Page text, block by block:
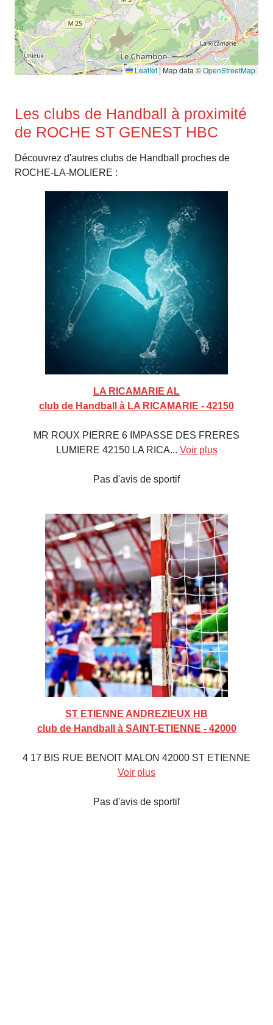
Leaflet|Map data ©OpenStreetMap
Les clubs de Handball à proximité
de ROCHE ST GENEST HBC
Découvrez d'autres clubs de Handball proches de
ROCHE-LA-MOLIERE :
LA RICAMARIE AL
club de Handball à LA RICAMARIE - 42150
MR ROUX PIERRE 6 IMPASSE DES FRERES
LUMIERE 42150 LA RICA... Voir plus
Pas d'avis de sportif
ST ETIENNE ANDREZIEUX HB
club de Handball à SAINT-ETIENNE - 42000
4 17 BIS RUE BENOIT MALON 42000 ST ETIENNE
Voir plus
Pas d'avis de sportif